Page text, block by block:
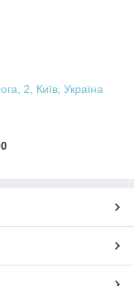
2, Київ, Україна